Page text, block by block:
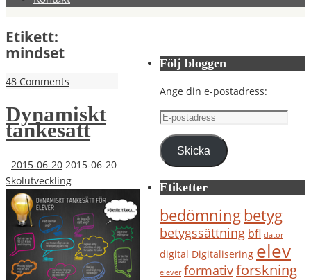
Etikett:
mindset
48 Comments
Dynamiskt
tankesätt
2015-06-20 2015-06-20
Skolutveckling
Följ bloggen
Ange din e-postadress:
E-
postadress
Skicka
Etiketter
bedömningbetyg
betygssättning bfl dator
digital Digitalisering elev
elever formativforskning